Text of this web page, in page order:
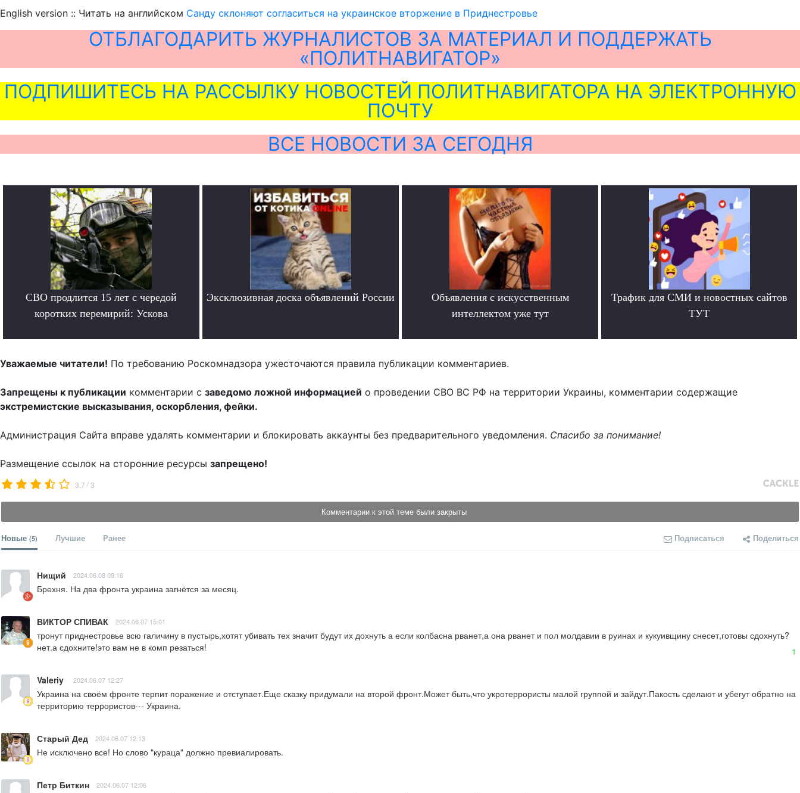
English version :: Читать на английском Санду склоняют согласиться на украинское вторжение в Приднестровье
ОТБЛАГОДАРИТЬ ЖУРНАЛИСТОВ ЗА МАТЕРИАЛ И ПОДДЕРЖАТЬ
«ПОЛИТНАВИГАТОР»
ПОДПИШИТЕСЬ НА РАССЫЛКУ НОВОСТЕЙ ПОЛИТНАВИГАТОРА НА ЭЛЕКТРОННУЮ
ПОЧТУ
ВСЕ НОВОСТИ ЗА СЕГОДНЯ
СВО продлится 15 лет с чередой
коротких перемирий: Ускова
Эксклюзивная доска объявлений России
Объявления с искусственным
интеллектом уже тут
Трафик для СМИ и новостных сайтов
ТУТ
Уважаемые читатели! По требованию Роскомнадзора ужесточаются правила публикации комментариев.
Запрещены к публикации комментарии с заведомо ложной информацией о проведении СВО ВС РФ на территории Украины, комментарии содержащие
экстремистские высказывания, оскорбления, фейки.
Администрация Сайта вправе удалять комментарии и блокировать аккаунты без предварительного уведомления. Спасибо за понимание!
Размещение ссылок на сторонние ресурсы запрещено!
3.7 /3
Комментарии к этой теме были закрыты
Новые (5) Лучшие Ранее Подписаться Поделиться
Нищий 2024.06.08 09:16
Брехня. На два фронта украина загнётся за месяц.
ВИКТОР СПИВАК 2024.06.07 15:01
тронут приднестровье всю галичину в пустырь,хотят убивать тех значит будут их дохнуть а если колбасна рванет,а она рванет и пол молдавии в руинах и кукуивщину снесет,готовы сдохнуть?
нет.а сдохните!это вам не в комп резаться!
1
Valeriy 2024.06.07 12:27
Украина на своём фронте терпит поражение и отступает.Еще сказку придумали на второй фронт.Может быть,что укротеррористы малой группой и зайдут.Пакость сделают и убегут обратно на
территорию террористов--- Украина.
Старый Дед 2024.06.07 12:13
Не исключено все! Но слово "кураца" должно превиалировать.
Петр Биткин 2024.06.07 12:06